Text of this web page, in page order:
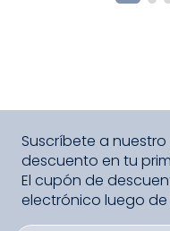
Suscríbete a
descuento en tu
El cupón de
electrónico luego